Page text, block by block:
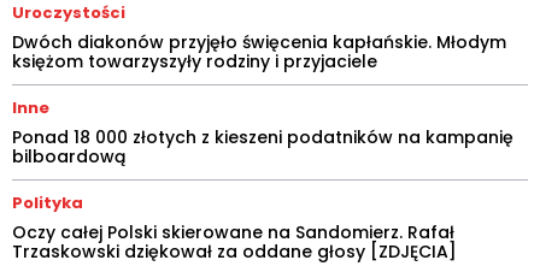
Uroczystości
Dwóch diakonów przyjęło święcenia kapłańskie. Młodym
księżom towarzyszyły rodziny i przyjaciele
Inne
Ponad 18 000 złotych z kieszeni podatników na kampanię
bilboardową
Polityka
Oczy całej Polski skierowane na Sandomierz. Rafał
Trzaskowski dziękował za oddane głosy [ZDJĘCIA]